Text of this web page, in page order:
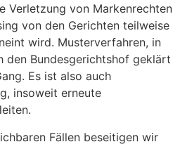
Verletzung von Markenrechten
von den Gerichten teilweise
wird. Musterverfahren, in
den Bundesgerichtshof geklärt
Es ist also auch
insoweit erneute
Fällen beseitigen wir